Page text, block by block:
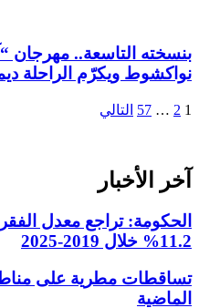
بنسخته التاسعة.. مهرجان
نواكشوط ويكرّم الراحلة
تعدد
المقالات
1
2
…
57 التالي
آخر الأخبار
الحكومة: تراجع معدل
11.2% خلال 2019-2025
تساقطات مطرية على
الماضية